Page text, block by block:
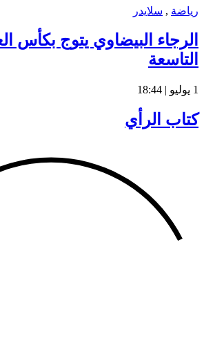
رياضة , سلايدر
الرجاء البيضاوي يتوج بكأس
التاسعة
1 يوليو | 18:44
كتاب الرأي